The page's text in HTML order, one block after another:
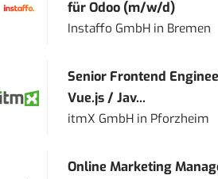
für Odoo (m/w/d)
Instaffo GmbH in Bremen
Senior Frontend
Vue.js / Jav...
itmX GmbH in Pforzheim
Online Marketing